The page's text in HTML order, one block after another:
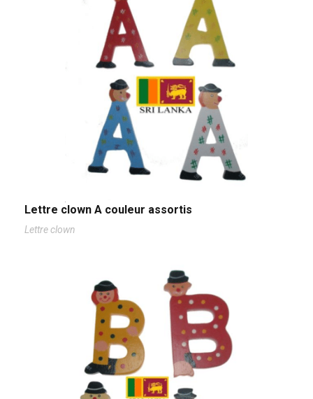
Lettre clown A couleur assortis
Lettre clown